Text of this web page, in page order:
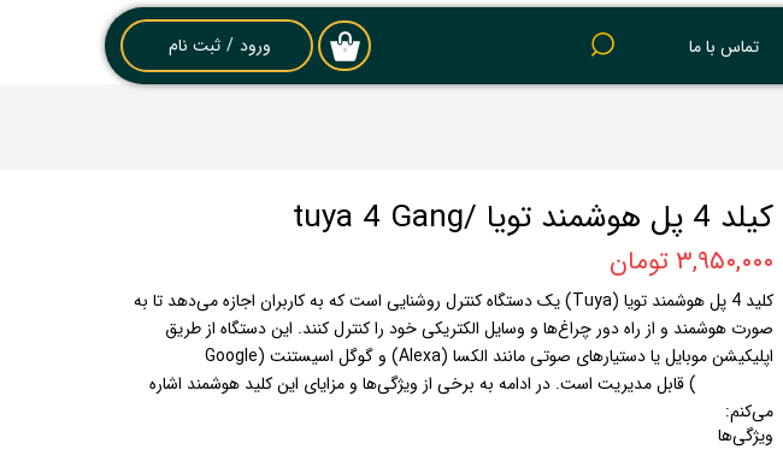
۰ ورود / ثبت نام
حساب کاربری من
تماس با ما
کیلد 4 پل هوشمند تویا /tuya 4 Gang
۳,۹۵۰,۰۰۰ تومان
کلید 4 پل هوشمند تویا (Tuya) یک دستگاه کنترل روشنایی است که به کاربران اجازه می‌دهد تا به
صورت هوشمند و از راه دور چراغ‌ها و وسایل الکتریکی خود را کنترل کنند. این دستگاه از طریق
اپلیکیشن موبایل یا دستیارهای صوتی مانند الکسا (Alexa) و گوگل اسیستنت (Google
Assistant) قابل مدیریت است. در ادامه به برخی از ویژگی‌ها و مزایای این کلید هوشمند اشاره
می‌کنم:
ویژگی‌ها